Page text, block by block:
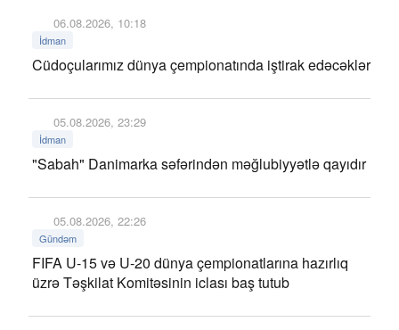
06.08.2026, 10:18
İdman
Cüdoçularımız dünya çempionatında iştirak edəcəklər
05.08.2026, 23:29
İdman
"Sabah" Danimarka səfərindən məğlubiyyətlə qayıdır
05.08.2026, 22:26
Gündəm
FIFA U-15 və U-20 dünya çempionatlarına hazırlıq
üzrə Təşkilat Komitəsinin iclası baş tutub